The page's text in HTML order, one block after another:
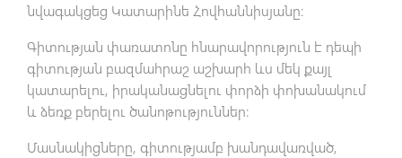
նվագակցեց Կատարինե Հովհաննիսյանը։
Գիտության փառատոնը հնարավորություն է դեպի
գիտության բազմահրաշ աշխարհ ևս մեկ քայլ
կատարելու, իրականացնելու փորձի փոխանակում
և ձեռք բերելու ծանոթություններ:
Մասնակիցները, գիտությամբ խանդավառված,